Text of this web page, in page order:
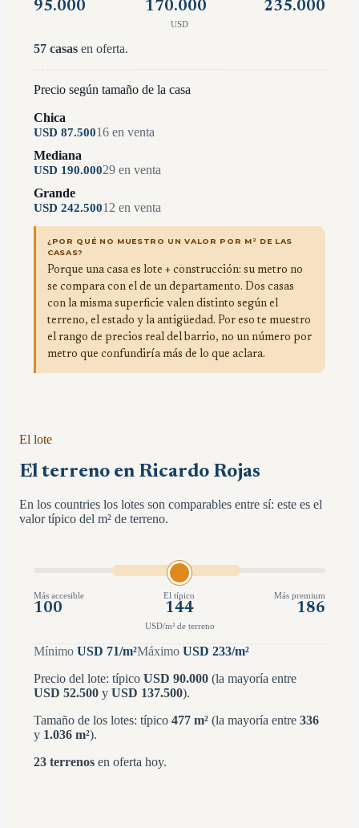
95.000 170.000 235.000
USD
57 casas en oferta.
Precio según tamaño de la casa
Chica
USD 87.50016 en venta
Mediana
USD 190.00029 en venta
Grande
USD 242.50012 en venta
¿POR QUÉ NO MUESTRO UN VALOR POR M² DE LAS
CASAS?
Porque una casa es lote + construcción: su metro no
se compara con el de un departamento. Dos casas
con la misma superficie valen distinto según el
terreno, el estado y la antigüedad. Por eso te muestro
el rango de precios real del barrio, no un número por
metro que confundiría más de lo que aclara.
El lote
El terreno en Ricardo Rojas
En los countries los lotes son comparables entre sí: este es el
valor típico del m² de terreno.
Más accesible
100
El típico
144
Más premium
186
USD/m² de terreno
Mínimo USD 71/m²Máximo USD 233/m²
Precio del lote: típico USD 90.000 (la mayoría entre
USD 52.500 y USD 137.500).
Tamaño de los lotes: típico 477 m² (la mayoría entre 336
y 1.036 m²).
23 terrenos en oferta hoy.